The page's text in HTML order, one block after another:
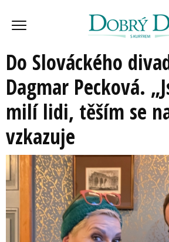
Do Slováckého
Dagmar Pecková.
milí lidi, těším se
vzkazuje